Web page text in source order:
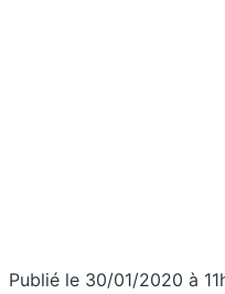
Publié le 30/01/2020 à